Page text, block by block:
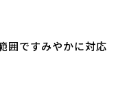
囲ですみやかに対応